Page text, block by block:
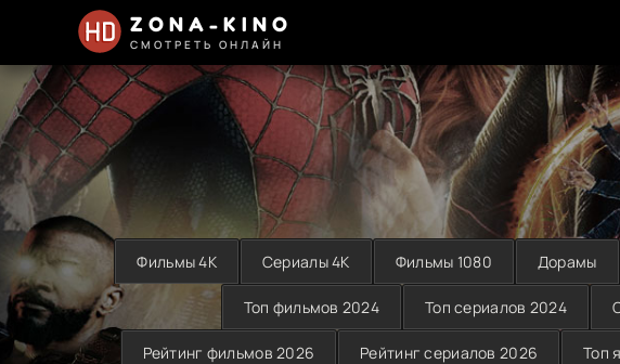
ZONA-KINO
СМОТРЕТЬ ОНЛАЙН
Фильмы 4K Сериалы 4K Фильмы 1080 Дорамы
Топ фильмов 2024 Топ сериалов 2024
Рейтинг фильмов 2026 Рейтинг сериалов 2026 Топ